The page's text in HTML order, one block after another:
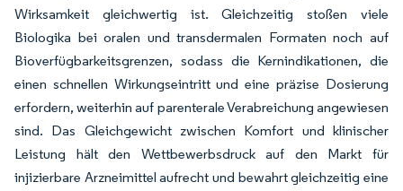
Wirksamkeit gleichwertig ist. Gleichzeitig stoßen viele
Biologika bei oralen und transdermalen Formaten noch auf
Bioverfügbarkeitsgrenzen, sodass die Kernindikationen, die
einen schnellen Wirkungseintritt und eine präzise Dosierung
erfordern, weiterhin auf parenterale Verabreichung angewiesen
sind. Das Gleichgewicht zwischen Komfort und klinischer
Leistung hält den Wettbewerbsdruck auf den Markt für
injizierbare Arzneimittel aufrecht und bewahrt gleichzeitig eine